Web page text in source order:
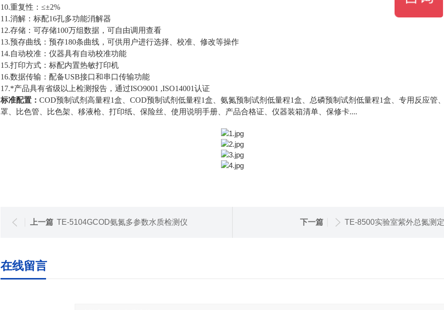
10.重复性：≤±2%
1 1 .消解：标配16孔多功能消解器
12.存储：可存储100万组数据，可自由调用查看
13.预存曲线：预存180条曲线，可供用户进行选择、校准、修改等操作
14.自动校准：仪器具有自动校准功能
1 5.打印方式：标配内置热敏打印机
16.数据传输：配备USB接口和串口传输功能
17.*产品具有省级以上检测报告，通过ISO9001 ,ISO14001认证
标准配置： COD预制试剂高量程1盒、COD预制试剂低量程1盒、氨氮预制试剂低量程1盒、总磷预制试剂低量程1盒、专用反应管
罩、比色管 、比色架、 移液枪 打印纸、 保险丝、使用说明手册、产品合格证、仪器装箱清单、保修卡....
上一篇 TE-5104GCOD氨氮多参数水质检测仪 下一篇 TE-8500实验室紫外总氮测
在线留言